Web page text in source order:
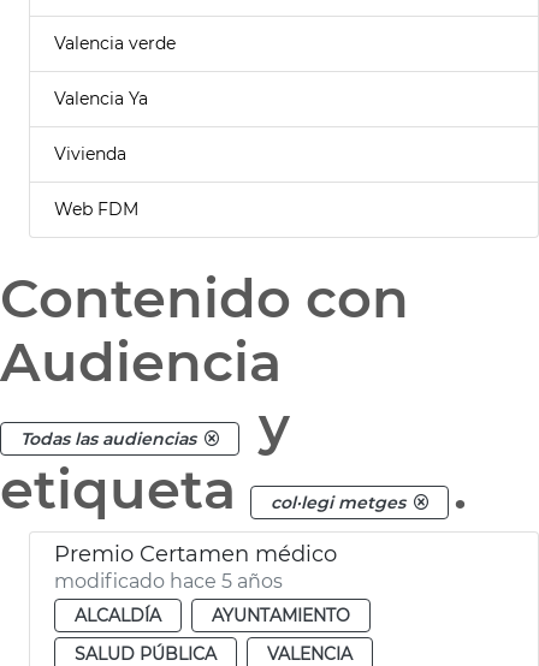
Valencia verde
Valencia Ya
Vivienda
Web FDM
Contenido con
Audiencia
Todas las audiencias
y
etiqueta
col·legi metges .
Premio Certamen médico
modificado hace 5 años
ALCALDÍA
AYUNTAMIENTO
SALUD PÚBLICA
VALENCIA